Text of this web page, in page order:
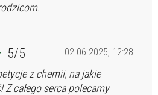
02.06.2025, 12:28
5/5
z chemii, na jakie
całego serca polecamy